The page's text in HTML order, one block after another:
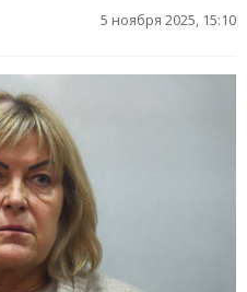
5 ноября 2025, 15:10